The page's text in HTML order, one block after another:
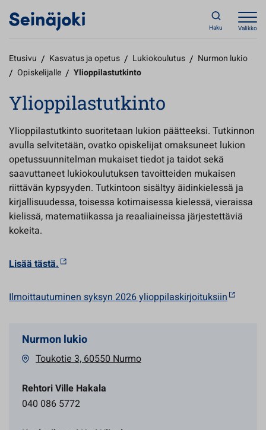
Haku Valikko
Etusivu / Kasvatus ja opetus / Lukiokoulutus / Nurmon lukio
/ Opiskelijalle / Ylioppilastutkinto
Ylioppilastutkinto
Ylioppilastutkinto suoritetaan lukion päätteeksi. Tutkinnon
avulla selvitetään, ovatko opiskelijat omaksuneet lukion
opetussuunnitelman mukaiset tiedot ja taidot sekä
saavuttaneet lukiokoulutuksen tavoitteiden mukaisen
riittävän kypsyyden. Tutkintoon sisältyy äidinkielessä ja
kirjallisuudessa, toisessa kotimaisessa kielessä, vieraissa
kielissä, matematiikassa ja reaaliaineissa järjestettäviä
kokeita.
Lisää tästä.
Ilmoittautuminen syksyn 2026 ylioppilaskirjoituksiin
Nurmon lukio
Toukotie 3, 60550 Nurmo
Rehtori Ville Hakala
040 086 5772